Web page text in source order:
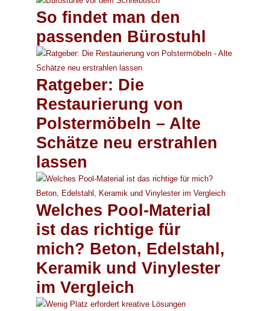
So findet man den
passenden Bürostuhl
Ratgeber: Die
Restaurierung von
Polstermöbeln – Alte
Schätze neu erstrahlen
lassen
Welches Pool-Material
ist das richtige für
mich? Beton, Edelstahl,
Keramik und Vinylester
im Vergleich